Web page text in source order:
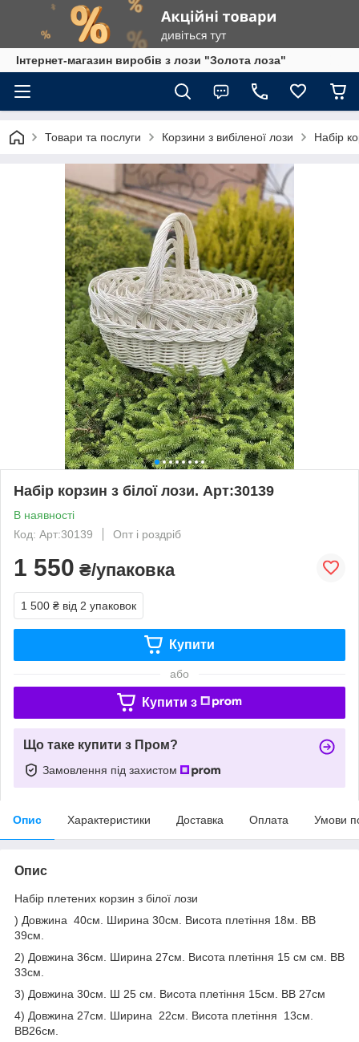
Інтернет-магазин виробів з лози "Золота лоза"
Товари та послуги Корзини з вибіленої лози Набір
Набір корзин з білої лози. Арт:30139
В наявності
Код: Арт:30139
Опт і роздріб
1 550 ₴/упаковка
1 500 ₴ від 2 упаковок
Купити
або
Купити з
Що таке купити з Пром?
Замовлення під захистом
Опис Характеристики Доставка Оплата Умови
Опис
Набір плетених корзин з білої лози
) Довжина 40см. Ширина 30см. Висота плетіння 18м. ВВ
39см.
2) Довжина 36см. Ширина 27см. Висота плетіння 15 см см. ВВ
33см.
3) Довжина 30см. Ш 25 см. Висота плетіння 15см. ВВ 27см
4) Довжина 27см. Ширина 22см. Висота плетіння 13см.
ВВ26см.